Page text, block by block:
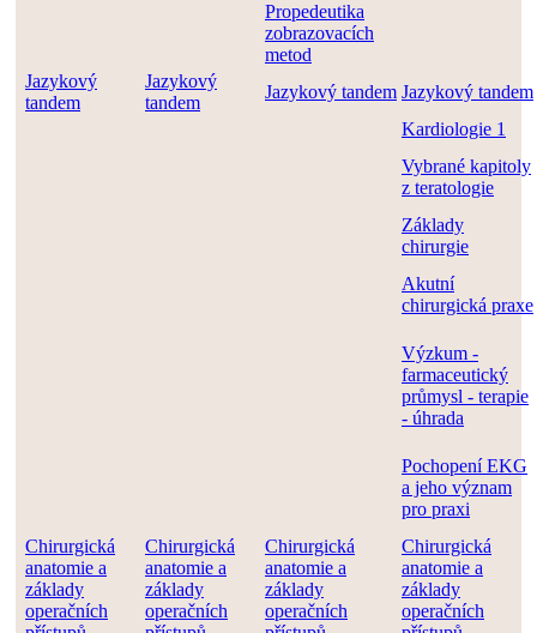
Propedeutika
zobrazovacích
metod
Jazykový
tandem
Jazykový
tandem
Jazykový tandem Jazykový tandem
Kardiologie 1
Vybrané kapitoly
z teratologie
Základy
chirurgie
Akutní
chirurgická praxe
Výzkum -
farmaceutický
průmysl - terapie
- úhrada
Pochopení EKG
a jeho význam
pro praxi
Chirurgická
anatomie a
základy
operačních
Chirurgická
anatomie a
základy
operačních
Chirurgická
anatomie a
základy
operačních
Chirurgická
anatomie a
základy
operačních